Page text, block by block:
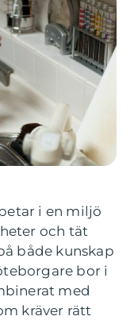
i en miljö
och tät
både kunskap
bor i
med
kräver rätt